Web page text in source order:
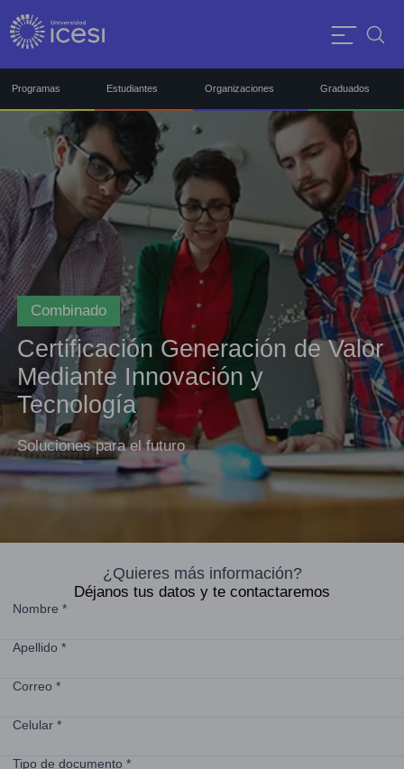
Programas Estudiantes Organizaciones Graduados
Combinado
Certificación Generación de Valor
Mediante Innovación y
Tecnología
Soluciones para el futuro
¿Quieres más información?
Déjanos tus datos y te contactaremos
Nombre *
Apellido *
Correo *
Celular *
Tipo de documento *